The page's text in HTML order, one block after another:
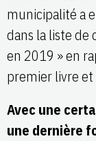
municipalité a
dans la liste de
en 2019 » en
premier livre et
Avec une
une dernière